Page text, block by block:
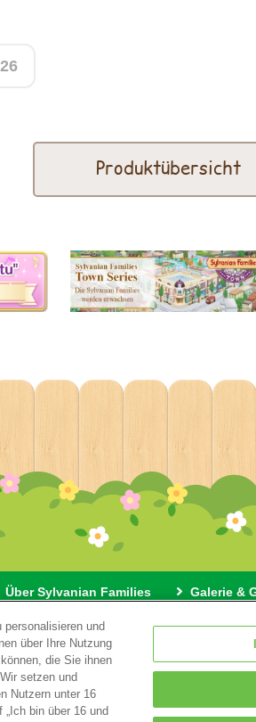
Produktübersicht
Über Sylvanian Families Galerie &
Informationen zu unserer Verwendung
© EPOCH
und
über Ihre Nutzung
die Sie ihnen
setzen und
Nutzern unter 16
bin über 16 und